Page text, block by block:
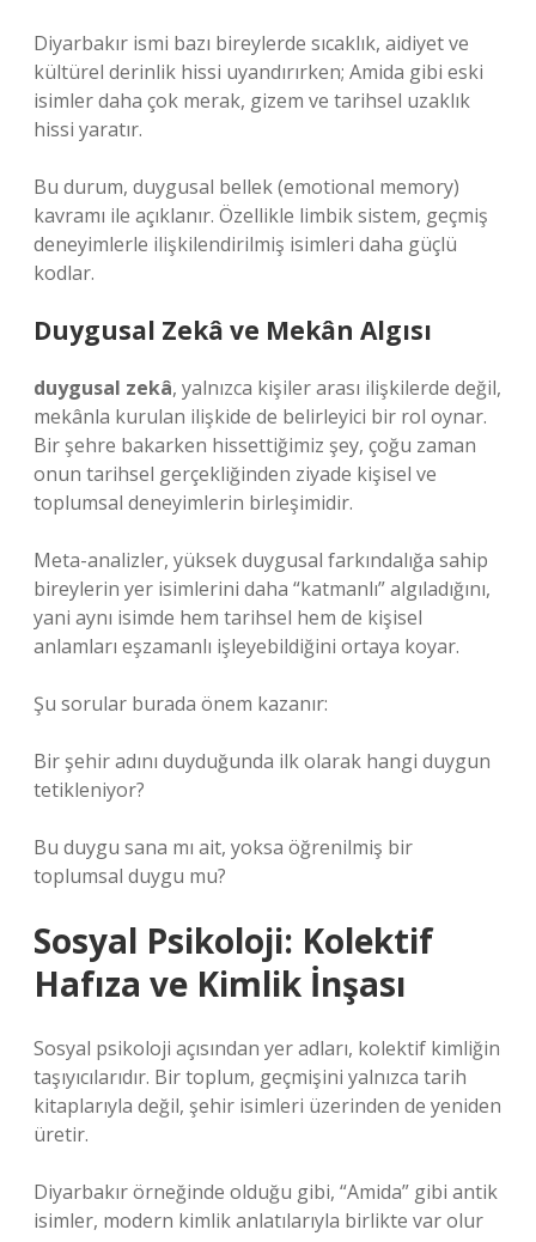
Diyarbakır ismi bazı bireylerde sıcaklık, aidiyet ve
kültürel derinlik hissi uyandırırken; Amida gibi eski
isimler daha çok merak, gizem ve tarihsel uzaklık
hissi yaratır.
Bu durum, duygusal bellek (emotional memory)
kavramı ile açıklanır. Özellikle limbik sistem, geçmiş
deneyimlerle ilişkilendirilmiş isimleri daha güçlü
kodlar.
Duygusal Zekâ ve Mekân Algısı
duygusal zekâ, yalnızca kişiler arası ilişkilerde değil,
mekânla kurulan ilişkide de belirleyici bir rol oynar.
Bir şehre bakarken hissettiğimiz şey, çoğu zaman
onun tarihsel gerçekliğinden ziyade kişisel ve
toplumsal deneyimlerin birleşimidir.
Meta-analizler, yüksek duygusal farkındalığa sahip
bireylerin yer isimlerini daha “katmanlı” algıladığını,
yani aynı isimde hem tarihsel hem de kişisel
anlamları eşzamanlı işleyebildiğini ortaya koyar.
Şu sorular burada önem kazanır:
Bir şehir adını duyduğunda ilk olarak hangi duygun
tetikleniyor?
Bu duygu sana mı ait, yoksa öğrenilmiş bir
toplumsal duygu mu?
Sosyal Psikoloji: Kolektif
Hafıza ve Kimlik İnşası
Sosyal psikoloji açısından yer adları, kolektif kimliğin
taşıyıcılarıdır. Bir toplum, geçmişini yalnızca tarih
kitaplarıyla değil, şehir isimleri üzerinden de yeniden
üretir.
Diyarbakır örneğinde olduğu gibi, “Amida” gibi antik
isimler, modern kimlik anlatılarıyla birlikte var olur